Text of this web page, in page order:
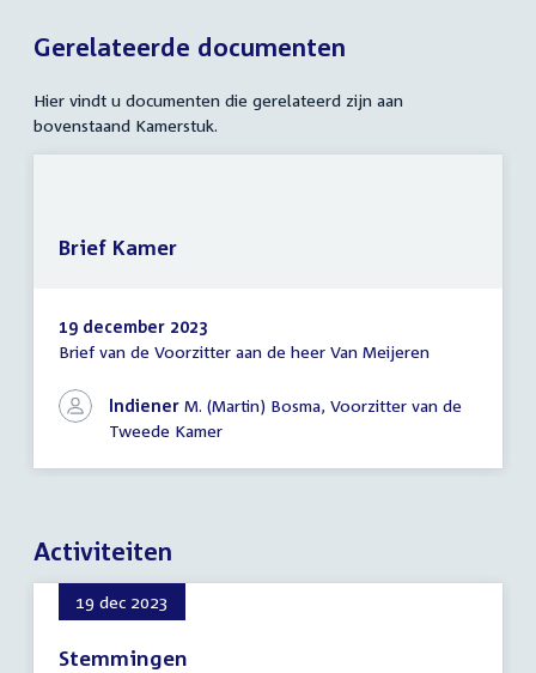
Gerelateerde documenten
Hier vindt u documenten die gerelateerd zijn aan
bovenstaand Kamerstuk.
Brief
19 december 2023
Brief van de Voorzitter aan de heer Van Meijeren
Indiener M. (Martin) Bosma, Voorzitter van de
Tweede Kamer
Brief Kamer
Activiteiten
19 dec 2023
Stemmingen